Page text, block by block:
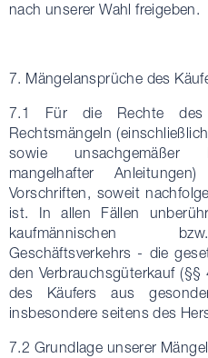
nach unserer Wahl freigeben.
7. Mängelansprüche des
7.1 Für die Rechte
Rechtsmängeln
sowie unsachgemäßer
mangelhafter
Vorschriften, soweit
ist. In allen Fällen
kaufmännischen
Geschäftsverkehrs - die
den Verbrauchsgüterkauf
des Käufers aus
insbesondere seitens des
7.2 Grundlage unserer